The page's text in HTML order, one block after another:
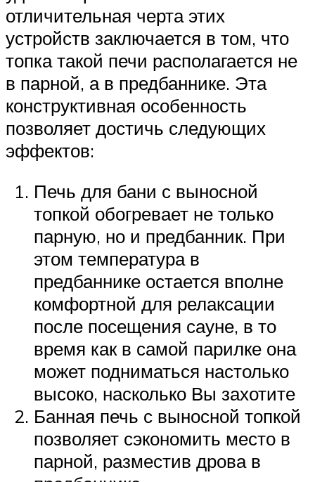
отличительная черта этих
устройств заключается в том, что
топка такой печи располагается не
в парной, а в предбаннике. Эта
конструктивная особенность
позволяет достичь следующих
эффектов:
Печь для бани с выносной
топкой обогревает не только
парную, но и предбанник. При
этом температура в
предбаннике остается вполне
комфортной для релаксации
после посещения сауне, в то
время как в самой парилке она
может подниматься настолько
высоко, насколько Вы захотите
Банная печь с выносной топкой
позволяет сэкономить место в
парной, разместив дрова в